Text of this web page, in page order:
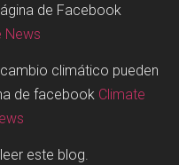
de Facebook
News
climático pueden
de facebook Climate
este blog.